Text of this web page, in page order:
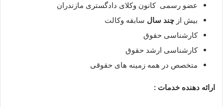
عضو رسمی کانون وکلای دادگستری مازندران
بیش از چند سال سابقه وکالت
کارشناسی حقوق
کارشناسی ارشد حقوق
متخصص در همه زمینه های حقوقی
ارائه دهنده خدمات :